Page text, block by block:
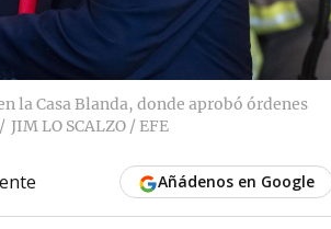
la Casa Blanda, donde aprobó órdenes
JIM LO SCALZO / EFE
Añádenos en Google